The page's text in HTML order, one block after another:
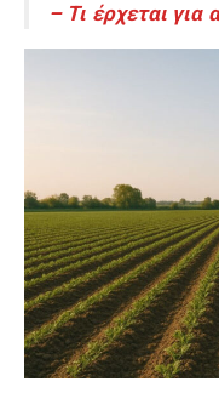
– Τι έρχεται